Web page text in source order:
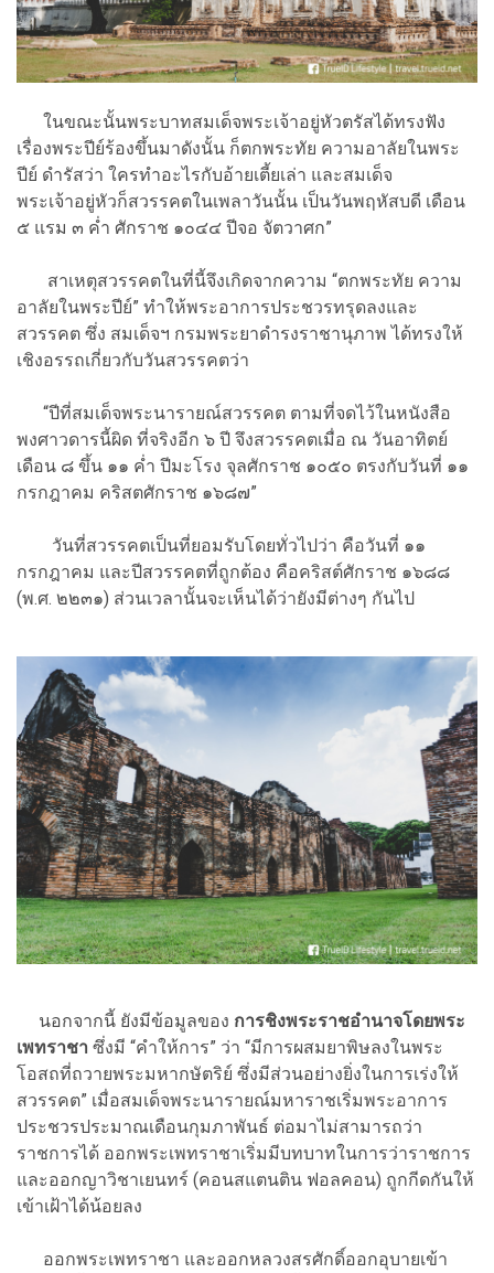
ในขณะนั้นพระบาทสมเด็จพระเจ้าอยู่หัวตรัสได้ทรงฟัง
เรื่องพระปีย์ร้องขึ้นมาดังนั้น ก็ตกพระทัย ความอาลัยในพระ
ปีย์ ดำรัสว่า ใครทำอะไรกับอ้ายเตี้ยเล่า และสมเด็จ
พระเจ้าอยู่หัวก็สวรรคตในเพลาวันนั้น เป็นวันพฤหัสบดี เดือน
๕ แรม ๓ ค่ำ ศักราช ๑๐๔๔ ปีจอ จัตวาศก”
สาเหตุสวรรคตในที่นี้จึงเกิดจากความ “ตกพระทัย ความ
อาลัยในพระปีย์” ทำให้พระอาการประชวรทรุดลงและ
สวรรคต ซึ่ง สมเด็จฯ กรมพระยาดำรงราชานุภาพ ได้ทรงให้
เชิงอรรถเกี่ยวกับวันสวรรคตว่า
“ปีที่สมเด็จพระนารายณ์สวรรคต ตามที่จดไว้ในหนังสือ
พงศาวดารนี้ผิด ที่จริงอีก ๖ ปี จึงสวรรคตเมื่อ ณ วันอาทิตย์
เดือน ๘ ขึ้น ๑๑ ค่ำ ปีมะโรง จุลศักราช ๑๐๕๐ ตรงกับวันที่ ๑๑
กรกฎาคม คริสตศักราช ๑๖๘๗”
วันที่สวรรคตเป็นที่ยอมรับโดยทั่วไปว่า คือวันที่ ๑๑
กรกฎาคม และปีสวรรคตที่ถูกต้อง คือคริสต์ศักราช ๑๖๘๘
(พ.ศ. ๒๒๓๑) ส่วนเวลานั้นจะเห็นได้ว่ายังมีต่างๆ กันไป
นอกจากนี้ ยังมีข้อมูลของ การชิงพระราชอำนาจโดยพระ
เพทราชา ซึ่งมี “คำให้การ” ว่า “มีการผสมยาพิษลงในพระ
โอสถที่ถวายพระมหากษัตริย์ ซึ่งมีส่วนอย่างยิ่งในการเร่งให้
สวรรคต” เมื่อสมเด็จพระนารายณ์มหาราชเริ่มพระอาการ
ประชวรประมาณเดือนกุมภาพันธ์ ต่อมาไม่สามารถว่า
ราชการได้ ออกพระเพทราชาเริ่มมีบทบาทในการว่าราชการ
และออกญาวิชาเยนทร์ (คอนสแตนติน ฟอลคอน) ถูกกีดกันให้
เข้าเฝ้าได้น้อยลง
ออกพระเพทราชา และออกหลวงสรศักดิ์ออกอุบายเข้า